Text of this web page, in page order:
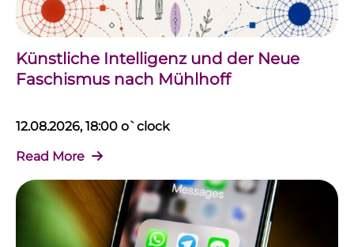
Künstliche Intelligenz und der Neue
Faschismus nach Mühlhoff
12.08.2026, 18:00 o`clock
Read More